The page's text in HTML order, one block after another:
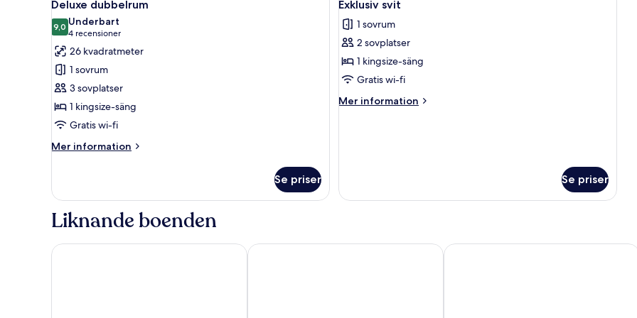
alla
foton
för
Deluxe
dubbelrum
Deluxe dubbelrum
9,09,0 av 10
Underbart
4 recensioner
(4 recensioner)
26 kvadratmeter
1 sovrum
3 sovplatser
1 kingsize-säng
Gratis wi-fi
Mer information
Mer
dubbelrum
Se priser
alla
foton
för
Exklusiv
svit
Exklusiv svit
1 sovrum
2 sovplatser
1 kingsize-säng
Gratis wi-fi
Mer information
Mer
Se priser
Liknande boenden
Hotell Lyktan Hotell Laponia Hotell Tjamstan